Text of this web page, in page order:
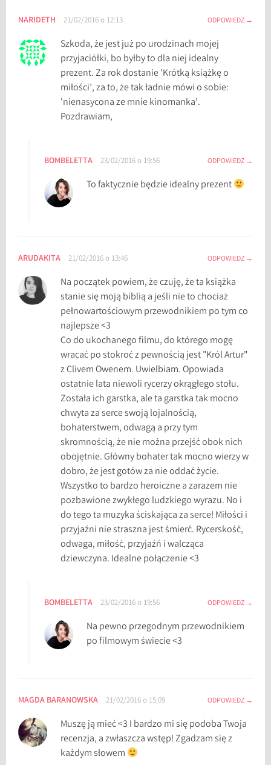
o
w
i
n
-
P
r
r
ó
t
a
k
s
i
ą
ż
k
a
o
m
i
ł
o
ś
c
i
e
s
y
f
l
NARIDETH 21/02/2016 o 12:13 ODPOWIEDZ
Szkoda, że jest już po urodzinach mojej
przyjaciółki, bo byłby to dla niej idealny
prezent. Za rok dostanie 'Krótką książkę o
miłości’, za to, że tak ładnie mówi o sobie:
'nienasycona ze mnie kinomanka’.
Pozdrawiam,
BOMBELETTA 23/02/2016 o 19:56 ODPOWIEDZ
To faktycznie będzie idealny prezent
ARUDAKITA 21/02/2016 o 13:46 ODPOWIEDZ
Na początek powiem, że czuję, że ta książka
stanie się moją biblią a jeśli nie to chociaż
pełnowartościowym przewodnikiem po tym co
najlepsze <3
Co do ukochanego filmu, do którego mogę
wracać po stokroć z pewnością jest "Król Artur"
z Clivem Owenem. Uwielbiam. Opowiada
ostatnie lata niewoli rycerzy okrągłego stołu.
Została ich garstka, ale ta garstka tak mocno
chwyta za serce swoją lojalnością,
bohaterstwem, odwagą a przy tym
skromnością, że nie można przejść obok nich
obojętnie. Główny bohater tak mocno wierzy w
dobro, że jest gotów za nie oddać życie.
Wszystko to bardzo heroiczne a zarazem nie
pozbawione zwykłego ludzkiego wyrazu. No i
do tego ta muzyka ściskająca za serce! Miłości i
przyjaźni nie straszna jest śmierć. Rycerskość,
odwaga, miłość, przyjaźń i walcząca
dziewczyna. Idealne połączenie <3
BOMBELETTA 23/02/2016 o 19:56 ODPOWIEDZ
Na pewno przegodnym przewodnikiem
po filmowym świecie <3
MAGDA BARANOWSKA 21/02/2016 o 15:09 ODPOWIEDZ
Muszę ją mieć <3 I bardzo mi się podoba Twoja
recenzja, a zwłaszcza wstęp! Zgadzam się z
każdym słowem